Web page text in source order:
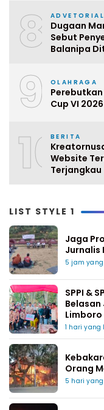
8 ADVETORIAL
Dugaan
Sebut
Balanipa
9 OLAHRAGA
Cup VI
10BERITA
Website
Terjangkau
LIST STYLE 1
Jaga
Jurnalis
5 jam
SPPI &
Limboro
1 hari yang
Orang
5 hari